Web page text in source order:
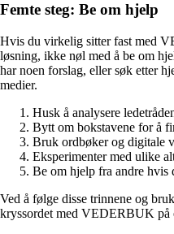
Femte steg: Be om hjelp
Hvis du virkelig sitter fast med
løsning, ikke nøl med å be om
har noen forslag, eller søk etter
medier.
Husk å analysere
Bytt om bokstavene for å
Bruk ordbøker og digitale
Eksperimenter med ulike
Be om hjelp fra andre hvis
Ved å følge disse trinnene og
kryssordet med VEDERBUK